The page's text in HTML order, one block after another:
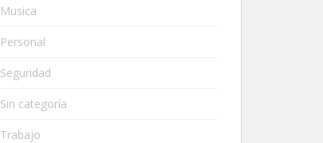
Musica
Personal
Seguridad
Sin categoría
Trabajo